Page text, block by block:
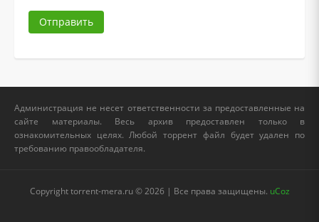
Отправить
Администрация не несет ответственности за предоставленные на
сайте материалы. Весь архив предоставлен только в
ознакомительных целях. Любой торрент файл будет удален по
требованию правообладателя.
Copyright torrent-mera.ru © 2026 | Все права защищены. uCoz